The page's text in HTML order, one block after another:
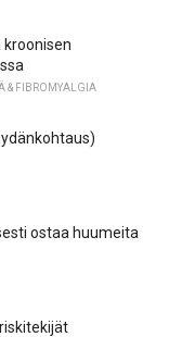
kroonisen
& FIBROMYALGIA
ostaa huumeita